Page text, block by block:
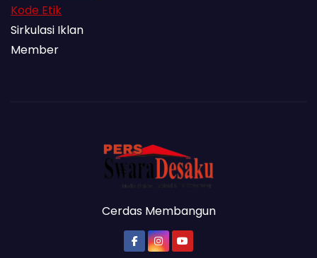
Kode Etik
Sirkulasi Iklan
Member
Cerdas Membangun